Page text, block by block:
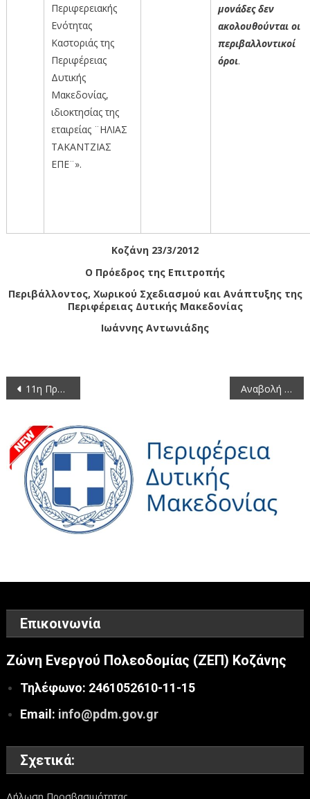
Περιφερειακής
Ενότητας
Καστοριάς της
Περιφέρειας
Δυτικής
Μακεδονίας,
ιδιοκτησίας της
εταιρείας ¨ΗΛΙΑΣ
ΤΑΚΑΝΤΖΙΑΣ
ΕΠΕ¨».
μονάδες δεν
ακολουθούνται οι
περιβαλλοντικοί
όροι.
Κοζάνη 23/3/2012
Ο Πρόεδρος της Επιτροπής
Περιβάλλοντος, Χωρικού Σχεδιασμού και Ανάπτυξης της
Περιφέρειας Δυτικής Μακεδονίας
Ιωάννης Αντωνιάδης
Πλοήγηση
11η Πρόσκληση σε συνεδρίαση της Οικονομικής Επιτροπής της Περιφέρειας Δυτικής Μακεδονίας 2012 Αναβολή Πρόσκλησης της συνεδρίαση της 26ης Μαρτίου 2012
Επικοινωνία
Ζώνη Ενεργού Πολεοδομίας (ΖΕΠ) Κοζάνης
Τηλέφωνο: 2461052610-11-15
Email: info@pdm.gov.gr
Σχετικά: